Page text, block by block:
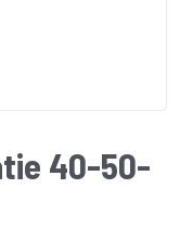
40-50-